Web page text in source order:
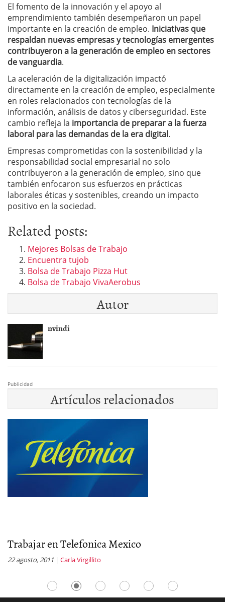
El fomento de la innovación y el apoyo al
emprendimiento también desempeñaron un papel
importante en la creación de empleo. Iniciativas que
respaldan nuevas empresas y tecnologías emergentes
contribuyeron a la generación de empleo en sectores
de vanguardia.
La aceleración de la digitalización impactó
directamente en la creación de empleo, especialmente
en roles relacionados con tecnologías de la
información, análisis de datos y ciberseguridad. Este
cambio refleja la importancia de preparar a la fuerza
laboral para las demandas de la era digital.
Empresas comprometidas con la sostenibilidad y la
responsabilidad social empresarial no solo
contribuyeron a la generación de empleo, sino que
también enfocaron sus esfuerzos en prácticas
laborales éticas y sostenibles, creando un impacto
positivo en la sociedad.
Related posts:
Mejores Bolsas de Trabajo
Encuentra tujob
Bolsa de Trabajo Pizza Hut
Bolsa de Trabajo VivaAerobus
Autor
nvindi
Publicidad
Artículos relacionados
Trabajar en Telefonica Mexico
22 agosto, 2011 | Carla Virgillito